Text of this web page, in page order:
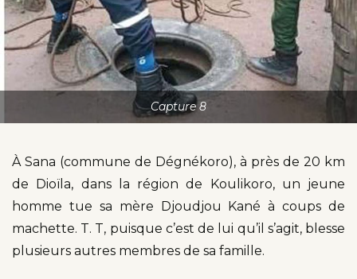
Capture 8
À Sana (commune de Dégnékoro), à près de 20 km
de Dioïla, dans la région de Koulikoro, un jeune
homme tue sa mère Djoudjou Kané à coups de
machette. T. T, puisque c’est de lui qu’il s’agit, blesse
plusieurs autres membres de sa famille.